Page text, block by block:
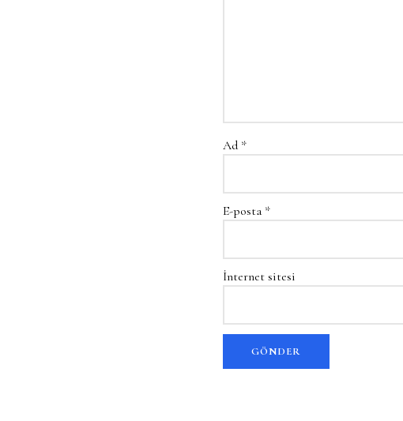
Ad *
E-posta *
İnternet sitesi